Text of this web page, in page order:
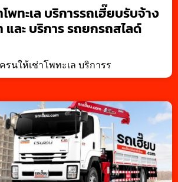
โพทะเล บริการรถเฮี๊ยบรับจ้าง
และ บริการ รถยกรถสไลด์
รนให้เช่าโพทะเล บริการร